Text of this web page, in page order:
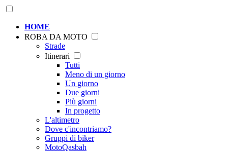
HOME
ROBA DA MOTO
Strade
Itinerari
Tutti
Meno di un giorno
Un giorno
Due giorni
Più giorni
In progetto
L'altimetro
Dove c'incontriamo?
Gruppi di biker
MotoQasbah